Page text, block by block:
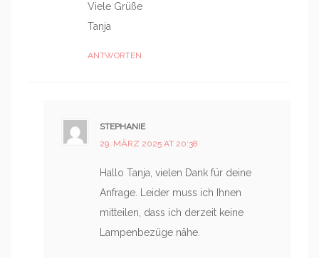
Viele Grüße
Tanja
ANTWORTEN
STEPHANIE
29. MÄRZ 2025 AT 20:38
Hallo Tanja, vielen Dank für deine
Anfrage. Leider muss ich Ihnen
mitteilen, dass ich derzeit keine
Lampenbezüge nähe.